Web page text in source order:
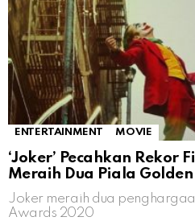
ENTERTAINMENT MOVIE
‘Joker’ Pecahkan Rekor
Meraih Dua Piala
Joker meraih dua
Awards 2020